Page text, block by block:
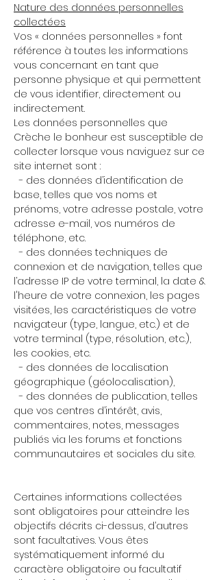
Nature des données personnelles
collectées
Vos « données personnelles » font
référence à toutes les informations
vous concernant en tant que
personne physique et qui permettent
de vous identifier, directement ou
indirectement.
Les données personnelles que
Crèche le bonheur est susceptible de
collecter lorsque vous naviguez sur ce
site internet sont :
- des données d’identification de
base, telles que vos noms et
prénoms, votre adresse postale, votre
adresse e-mail, vos numéros de
téléphone, etc.
- des données techniques de
connexion et de navigation, telles que
l’adresse IP de votre terminal, la date &
l'heure de votre connexion, les pages
visitées, les caractéristiques de votre
navigateur (type, langue, etc.) et de
votre terminal (type, résolution, etc.),
les cookies, etc.
- des données de localisation
géographique (géolocalisation),
- des données de publication, telles
que vos centres d’intérêt, avis,
commentaires, notes, messages
publiés via les forums et fonctions
communautaires et sociales du site.
Certaines informations collectées
sont obligatoires pour atteindre les
objectifs décrits ci-dessus, d’autres
sont facultatives. Vous êtes
systématiquement informé du
caractère obligatoire ou facultatif